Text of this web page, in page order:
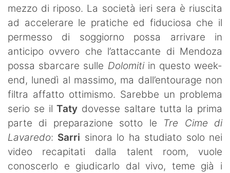
mezzo di riposo. La società ieri sera è riuscita
ad accelerare le pratiche ed fiduciosa che il
permesso di soggiorno possa arrivare in
anticipo ovvero che l’attaccante di Mendoza
possa sbarcare sulle Dolomitiin questo week-
end, lunedì al massimo, ma dall’entourage non
filtra affatto ottimismo. Sarebbe un problema
serio se ilTaty dovesse saltare tutta la prima
parte di preparazione sotto le Tre Cime di
Lavaredo: Sarri sinora lo ha studiato solo nei
video recapitati dalla talent room, vuole
conoscerlo e giudicarlo dal vivo, teme già i